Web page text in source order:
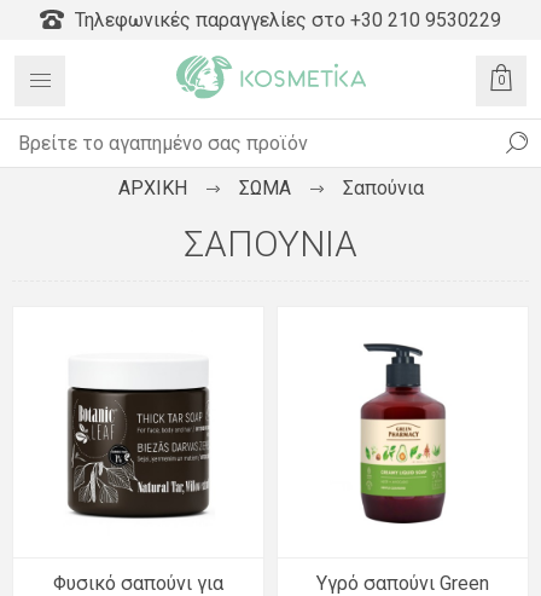
Τηλεφωνικές παραγγελίες στο +30 210 9530229
0
ΑΡΧΙΚΗ ΣΩΜΑ Σαπούνια
ΣΑΠΟΎΝΙΑ
Φυσικό σαπούνι για
Υγρό σαπούνι Green